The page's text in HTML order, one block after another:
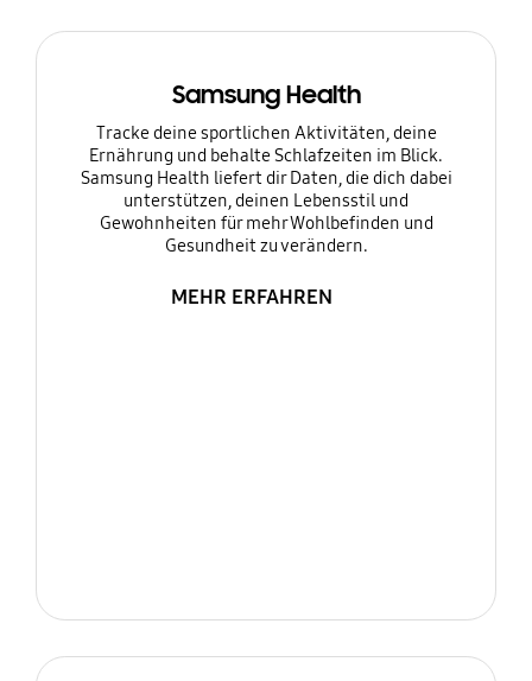
Samsung Health
Tracke deine sportlichen Aktivitäten, deine
Ernährung und behalte Schlafzeiten im Blick.
Samsung Health liefert dir Daten, die dich dabei
unterstützen, deinen Lebensstil und
Gewohnheiten für mehr Wohlbefinden und
Gesundheit zu verändern.
MEHR ERFAHREN